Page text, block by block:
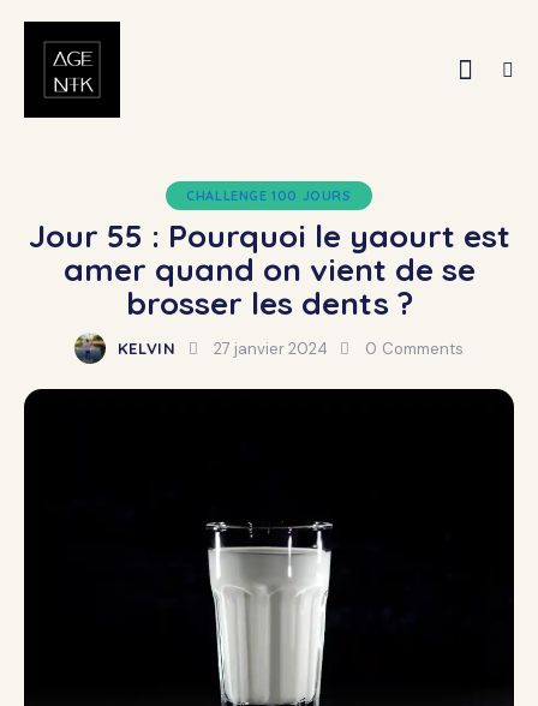
CHALLENGE 100 JOURS
Jour 55 : Pourquoi le yaourt est
amer quand on vient de se
brosser les dents ?
KELVIN 27 janvier 2024 0 Comments